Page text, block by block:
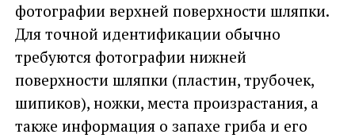
фотографии верхней поверхности шляпки.
Для точной идентификации обычно
требуются фотографии нижней
поверхности шляпки (пластин, трубочек,
шипиков), ножки, места произрастания, а
также информация о запахе гриба и его